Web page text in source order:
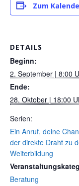
Zum
DETAILS
Beginn:
2. September | 8:00
Ende:
28. Oktober | 18:00
Serien:
Ein Anruf, deine
der direkte Draht zu
Weiterbildung
Beratung